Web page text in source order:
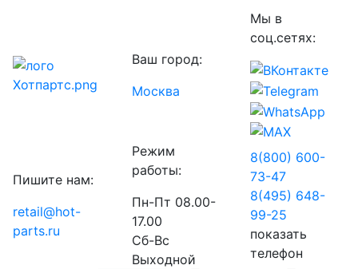
Ваш город:
Москва
Мы в
соц.сетях:
Пишите нам:
retail@hot-
parts.ru
Режим
работы:
Пн-Пт 08.00-
17.00
Сб-Вс
Выходной
8(800) 600-
73-47
8(495) 648-
99-25
показать
телефон